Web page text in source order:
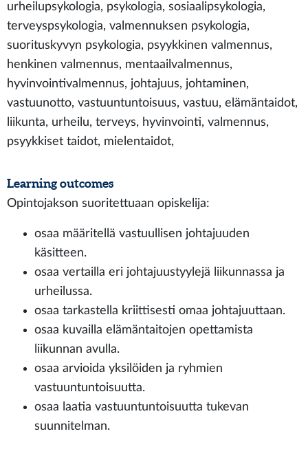
urheilupsykologia, psykologia, sosiaalipsykologia,
terveyspsykologia, valmennuksen psykologia,
suorituskyvyn psykologia, psyykkinen valmennus,
henkinen valmennus, mentaailvalmennus,
hyvinvointivalmennus, johtajuus, johtaminen,
vastuunotto, vastuuntuntoisuus, vastuu, elämäntaidot,
liikunta, urheilu, terveys, hyvinvointi, valmennus,
psyykkiset taidot, mielentaidot,
Learning outcomes
Opintojakson suoritettuaan opiskelija:
osaa määritellä vastuullisen johtajuuden
käsitteen.
osaa vertailla eri johtajuustyylejä liikunnassa ja
urheilussa.
osaa tarkastella kriittisesti omaa johtajuuttaan.
osaa kuvailla elämäntaitojen opettamista
liikunnan avulla.
osaa arvioida yksilöiden ja ryhmien
vastuuntuntoisuutta.
osaa laatia vastuuntuntoisuutta tukevan
suunnitelman.